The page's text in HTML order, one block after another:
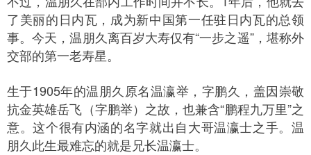
了美丽的日内瓦，成为新中国第一任驻日内瓦的总领
事。今天，温朋久离百岁大寿仅有“一步之遥”，堪称外
交部的第一老寿星。
生于1905年的温朋久原名温瀛举，字鹏久，盖因崇敬
抗金英雄岳飞（字鹏举）之故，也兼含“鹏程九万里”之
意。这个很有内涵的名字就出自大哥温瀛士之手。温
朋久此生最难忘的就是兄长温瀛士。